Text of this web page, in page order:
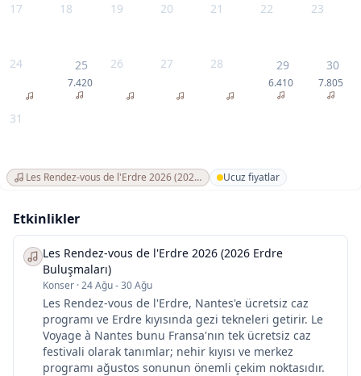
17 18 19 20 21 22 23
24 25
7.420
26 27 28 29
6.410
30
7.805
31
Les Rendez-vous de l'Erdre 2026 (2026 Erdre Buluşmaları)
Ucuz fiyatlar
Etkinlikler
Les Rendez-vous de l'Erdre 2026 (2026 Erdre
Buluşmaları)
Konser ·24 Ağu - 30 Ağu
Les Rendez-vous de l'Erdre, Nantes'e ücretsiz caz
programı ve Erdre kıyısında gezi tekneleri getirir. Le
Voyage à Nantes bunu Fransa'nın tek ücretsiz caz
festivali olarak tanımlar; nehir kıyısı ve merkez
programı ağustos sonunun önemli çekim noktasıdır.